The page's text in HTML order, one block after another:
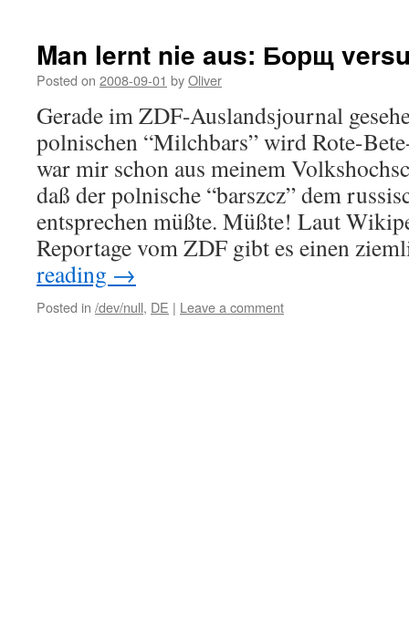
Man lernt nie aus: Борщ
Posted on 2008-09-01 byOliver
Gerade im ZDF-Auslandsjournal
polnischen “Milchbars” wird Rote-
war mir schon aus meinem
daß der polnische “barszcz” dem
entsprechen müßte. Müßte! Laut
Reportage vom ZDF gibt es einen
reading →
Posted in /dev/null, DE | Leave a comment